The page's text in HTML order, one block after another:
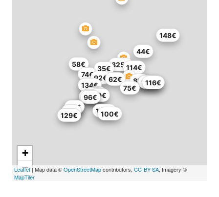
44€
148€
79€
86€
81€
85€
87€
78€
129€
97€
96€
58€
39€
134€
112€
74€92€
35€
65€ 100€
104€
351€
100€
147€
62€
114€
325€
116€
81€
75€
+
−
Leaflet | Map data ©OpenStreetMapcontributors, CC-BY-SA, Imagery ©
MapTiler